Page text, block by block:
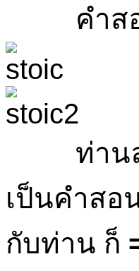
คำสอน
ท่านลอ
เป็นคำสอ
กับท่าน ก็